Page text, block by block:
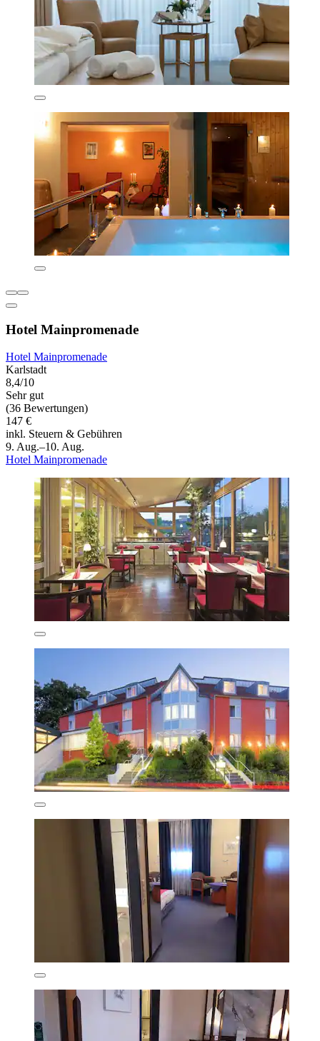
Hotel Mainpromenade
Hotel Mainpromenade
Karlstadt
8,4/10
Sehr gut
(36 Bewertungen)
147 €
inkl. Steuern & Gebühren
9. Aug.–10. Aug.
Hotel Mainpromenade